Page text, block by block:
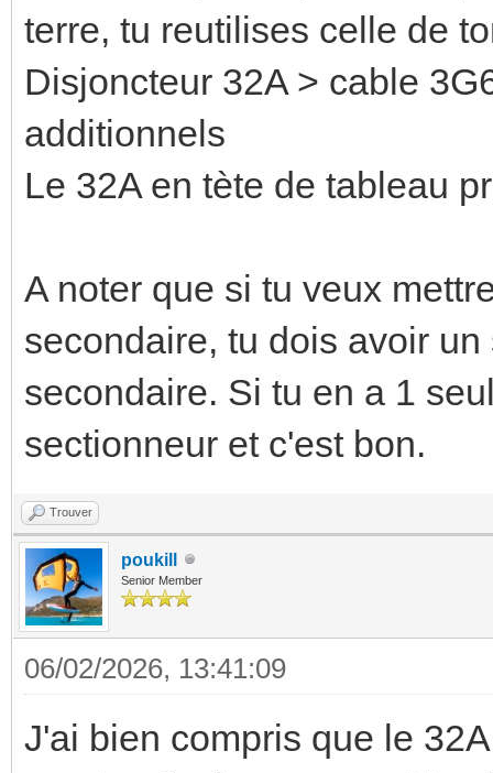
terre, tu reutilises celle de
Disjoncteur 32A > cable
additionnels
Le 32A en tète de tableau
A noter que si tu veux
secondaire, tu dois avoir
secondaire. Si tu en a 1
sectionneur et c'est bon.
Trouver
poukill
Senior Member
06/02/2026, 13:41:09
J'ai bien compris que le